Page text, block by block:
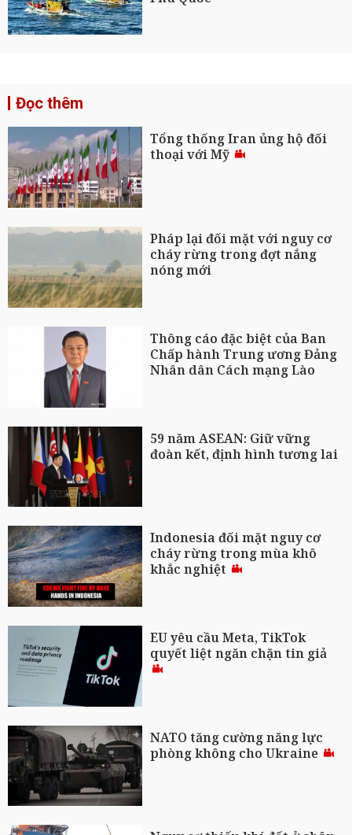
Đọc thêm
Tổng thống Iran ủng hộ đối
thoại với Mỹ
Pháp lại đối mặt với nguy cơ
cháy rừng trong đợt nắng
nóng mới
Thông cáo đặc biệt của Ban
Chấp hành Trung ương Đảng
Nhân dân Cách mạng Lào
59 năm ASEAN: Giữ vững
đoàn kết, định hình tương lai
Indonesia đối mặt nguy cơ
cháy rừng trong mùa khô
khắc nghiệt
EU yêu cầu Meta, TikTok
quyết liệt ngăn chặn tin giả
NATO tăng cường năng lực
phòng không cho Ukraine